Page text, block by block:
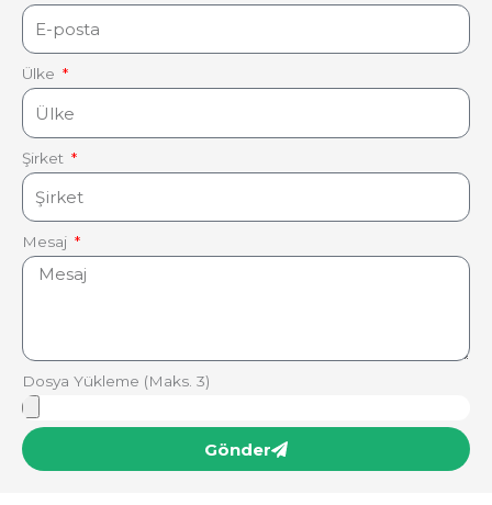
Ülke
Şirket
Mesaj
Dosya Yükleme (Maks. 3)
Gönder